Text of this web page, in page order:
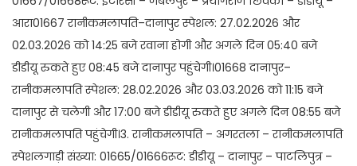
आरा01667 रानीकमलापति–दानापुर स्पेशल: 27.02.2026 और
02.03.2026 को 14:25 बजे रवाना होगी और अगले दिन 05:40 बजे
डीडीयू रुकते हुए 08:45 बजे दानापुर पहुंचेगी।01668 दानापुर–
रानीकमलापति स्पेशल: 28.02.2026 और 03.03.2026 को 11:15 बजे
दानापुर से चलेगी और 17:00 बजे डीडीयू रुकते हुए अगले दिन 08:55 बजे
रानीकमलापति पहुंचेगी।3. रानीकमलापति – अगरतला – रानीकमलापति
स्पेशलगाड़ी संख्या: 01665/01666रूट: डीडीयू – दानापुर – पाटलिपुत्र –